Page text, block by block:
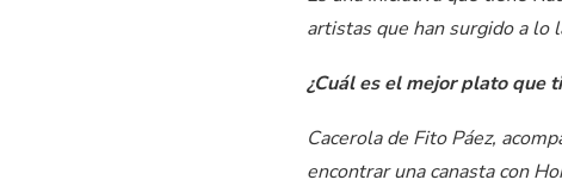
artistas que han surgido a lo
¿Cuál es el mejor plato que
Cacerola de Fito Páez,
encontrar una canasta con